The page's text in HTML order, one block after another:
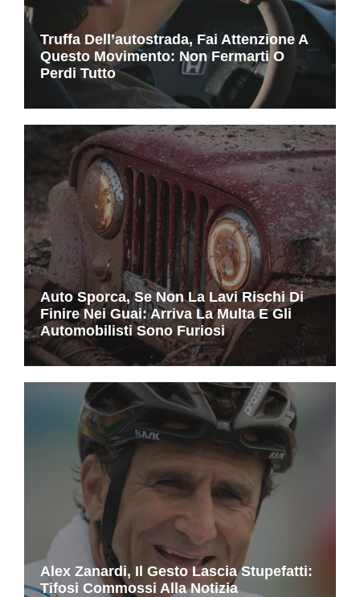
Truffa Dell’autostrada, Fai Attenzione A
Questo Movimento: Non Fermarti O
Perdi Tutto
Auto Sporca, Se Non La Lavi Rischi Di
Finire Nei Guai: Arriva La Multa E Gli
Automobilisti Sono Furiosi
Alex Zanardi, Il Gesto Lascia Stupefatti:
Tifosi Commossi Alla Notizia